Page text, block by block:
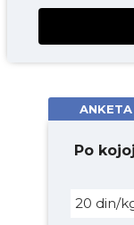
ANKETA
Po
20 din/